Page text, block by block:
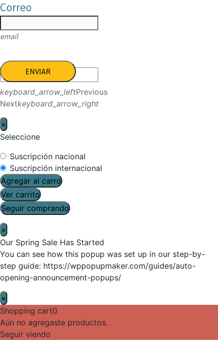
Correo
email
ENVIAR
keyboard_arrow_leftPrevious
Nextkeyboard_arrow_right
×
Seleccione
Suscripción nacional
Suscripción internacional
Agregar al carro
Ver carrito
Seguir comprando
×
Our Spring Sale Has Started
You can see how this popup was set up in our step-by-
step guide: https://wppopupmaker.com/guides/auto-
opening-announcement-popups/
×
Shopping cart0
Aún no agregaste productos.
Seguir viendo